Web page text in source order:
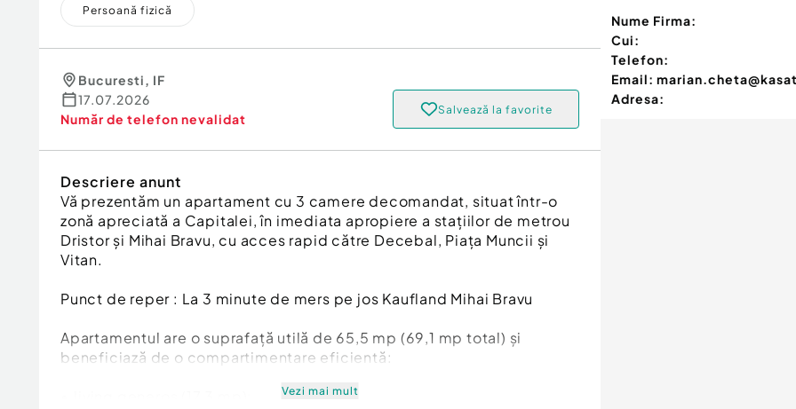
Persoană fizică
Bucuresti, IF
17.07.2026
Număr de telefon nevalidat
Salvează la favorite
Descriere anunt
Vă prezentăm un apartament cu 3 camere decomandat, situat într-o
zonă apreciată a Capitalei, în imediata apropiere a stațiilor de metrou
Dristor și Mihai Bravu, cu acces rapid către Decebal, Piața Muncii și
Vitan.
Punct de reper : La 3 minute de mers pe jos Kaufland Mihai Bravu
Apartamentul are o suprafață utilă de 65,5 mp (69,1 mp total) și
beneficiază de o compartimentare eficientă:
Vezi mai mult
Nume Firma:
Cui:
Telefon:
Email:
Adresa: